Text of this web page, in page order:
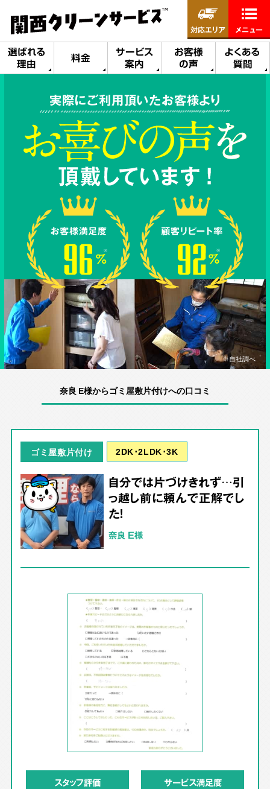
選ばれる
理由
料金
サービス
案内
お客様
の声
よくある
質問
対応エリア メニュー
実際にご利用頂いたお客様より
※自社調べ
奈良 E様からゴミ屋敷片付けへの口コミ
ゴミ屋敷片付け 2DK･2LDK･3K
自分では片づけきれず…引
っ越し前に頼んで正解でし
た！
奈良 E様
スタッフ評価 サービス満足度